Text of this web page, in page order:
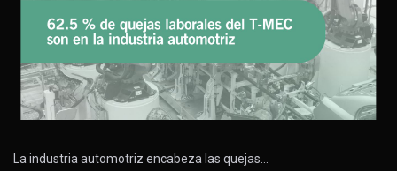
La industria automotriz encabeza las quejas…